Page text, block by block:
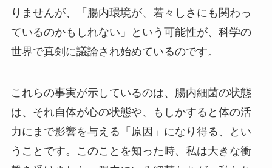
りませんが、「腸内環境が、若々しさにも関わっ
ているのかもしれない」という可能性が、科学の
世界で真剣に議論され始めているのです。
これらの事実が示しているのは、腸内細菌の状態
は、それ自体が心の状態や、もしかすると体の活
力にまで影響を与える「原因」になり得る、とい
うことです。このことを知った時、私は大きな衝